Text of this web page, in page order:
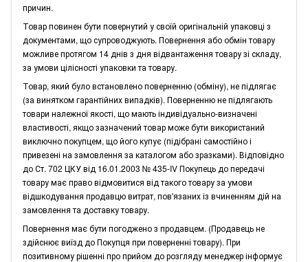
причин.
Товар повинен бути повернутий у своїй оригінальній упаковці з
документами, що супроводжують. Повернення або обмін товару
можливе протягом 14 днів з дня відвантаження товару зі складу,
за умови цілісності упаковки та товару.
Товар, який було встановлено поверненню (обміну), не підлягає
(за винятком гарантійних випадків). Поверненню не підлягають
товари належної якості, що мають індивідуально-визначені
властивості, якщо зазначений товар може бути використаний
виключно покупцем, що його купує (підібрані самостійно і
привезені на замовлення за каталогом або зразками). Відповідно
до Ст. 702 ЦКУ від 16.01.2003 № 435-IV Покупець до передачі
товару має право відмовитися від такого товару за умови
відшкодування продавцю витрат, пов'язаних із вчиненням дій на
замовлення та доставку товару.
Повернення має бути погоджено з продавцем. (Продавець не
здійснює виїзд до Покупця при поверненні товару). При
позитивному рішенні про прийом до розгляду менеджер інформує